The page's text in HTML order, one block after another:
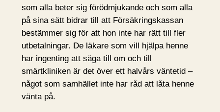
som alla beter sig förödmjukande och som alla
på sina sätt bidrar till att Försäkringskassan
bestämmer sig för att hon inte har rätt till fler
utbetalningar. De läkare som vill hjälpa henne
har ingenting att säga till om och till
smärtkliniken är det över ett halvårs väntetid –
något som samhället inte har råd att låta henne
vänta på.